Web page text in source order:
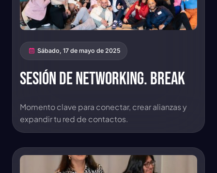
Sábado, 17 de mayo de 2025
Sesión de Networking. Break
Momento clave para conectar, crear alianzas y
expandir tu red de contactos.